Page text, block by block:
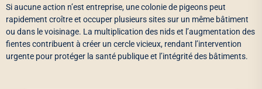
Si aucune action n’est entreprise, une colonie de pigeons peut
rapidement croître et occuper plusieurs sites sur un même bâtiment
ou dans le voisinage. La multiplication des nids et l’augmentation des
fientes contribuent à créer un cercle vicieux, rendant l’intervention
urgente pour protéger la santé publique et l’intégrité des bâtiments.